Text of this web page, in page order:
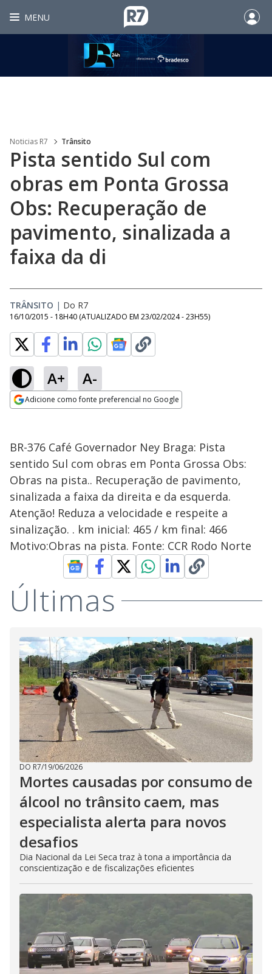
MENU
Noticias R7 Trânsito
Pista sentido Sul com
obras em Ponta Grossa
Obs: Recuperação de
pavimento, sinalizada a
faixa da di
TRÂNSITO | Do R7
16/10/2015 - 18H40 (ATUALIZADO EM 23/02/2024 - 23H55)
A+ A-
Adicione como fonte preferencial no Google
BR-376 Café Governador Ney Braga: Pista
sentido Sul com obras em Ponta Grossa Obs:
Obras na pista.. Recuperação de pavimento,
sinalizada a faixa da direita e da esquerda.
Atenção! Reduza a velocidade e respeite a
sinalização. . km inicial: 465 / km final: 466
Motivo:Obras na pista. Fonte: CCR Rodo Norte
Últimas
DO R7/19/06/2026
Mortes causadas por consumo de
álcool no trânsito caem, mas
especialista alerta para novos
desafios
Dia Nacional da Lei Seca traz à tona a importância da
conscientização e de fiscalizações eficientes